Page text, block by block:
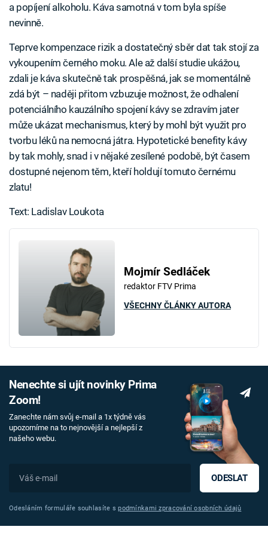
a popíjení alkoholu. Káva samotná v tom byla spíše
nevinně.
Teprve kompenzace rizik a dostatečný sběr dat tak stojí za
vykoupením černého moku. Ale až další studie ukážou,
zdali je káva skutečně tak prospěšná, jak se momentálně
zdá být – naději přitom vzbuzuje možnost, že odhalení
potenciálního kauzálního spojení kávy se zdravím jater
může ukázat mechanismus, který by mohl být využit pro
tvorbu léků na nemocná játra. Hypotetické benefity kávy
by tak mohly, snad i v nějaké zesílené podobě, být časem
dostupné nejenom těm, kteří holdují tomuto černému
zlatu!
Text: Ladislav Loukota
Mojmír Sedláček
redaktor FTV Prima
VŠECHNY ČLÁNKY AUTORA
Nenechte si ujít novinky Prima
Zoom!
Zanechte nám svůj e-mail a 1x týdně vás
upozorníme na to nejnovější a nejlepší z
našeho webu.
ODESLAT
Odesláním formuláře souhlasíte spodmínkami zpracování osobních údajů